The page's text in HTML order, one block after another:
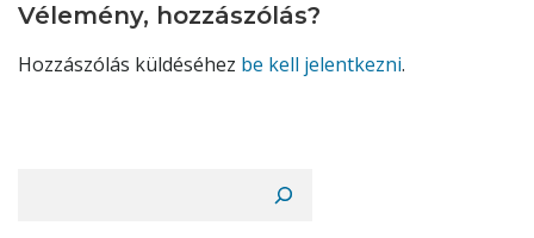
Vélemény, hozzászólás?
Hozzászólás küldéséhez be kell jelentkezni.